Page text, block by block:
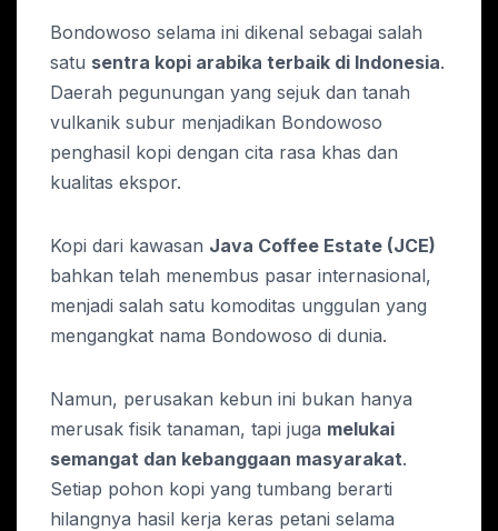
Bondowoso selama ini dikenal sebagai salah
satu sentra kopi arabika terbaik di Indonesia.
Daerah pegunungan yang sejuk dan tanah
vulkanik subur menjadikan Bondowoso
penghasil kopi dengan cita rasa khas dan
kualitas ekspor.
Kopi dari kawasan Java Coffee Estate (JCE)
bahkan telah menembus pasar internasional,
menjadi salah satu komoditas unggulan yang
mengangkat nama Bondowoso di dunia.
Namun, perusakan kebun ini bukan hanya
merusak fisik tanaman, tapi juga melukai
semangat dan kebanggaan masyarakat.
Setiap pohon kopi yang tumbang berarti
hilangnya hasil kerja keras petani selama